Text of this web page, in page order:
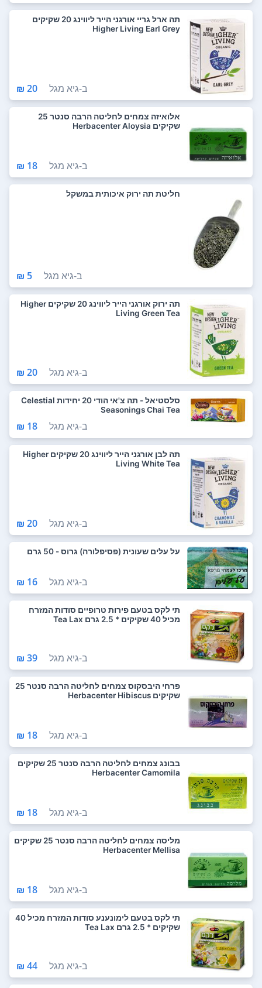
תה ארל גריי אורגני הייר ליווינג 20 שקיקים
Higher Living Earl Grey
ב-גיא מגל 20 ₪
אלואיזה צמחים לחליטה הרבה סנטר 25
שקיקים Herbacenter Aloysia
ב-גיא מגל 18 ₪
חליטת תה ירוק איכותית במשקל
ב-גיא מגל 5 ₪
תה ירוק אורגני הייר ליווינג 20 שקיקים Higher
Living Green Tea
ב-גיא מגל 20 ₪
סלסטיאל - תה צ'אי הודי 20 יחידות Celestial
Seasonings Chai Tea
ב-גיא מגל 18 ₪
תה לבן אורגני הייר ליווינג 20 שקיקים Higher
Living White Tea
ב-גיא מגל 20 ₪
על עלים שעונית (פסיפלורה) גרוס - 50 גרם
ב-גיא מגל 16 ₪
תי לקס בטעם פירות טרופיים סודות המזרח
מכיל 40 שקיקים * 2.5 גרם Tea Lax
ב-גיא מגל 39 ₪
פרחי היבסקוס צמחים לחליטה הרבה סנטר 25
שקיקים Herbacenter Hibiscus
ב-גיא מגל 18 ₪
בבונג צמחים לחליטה הרבה סנטר 25 שקיקים
Herbacenter Camomila
ב-גיא מגל 18 ₪
מליסה צמחים לחליטה הרבה סנטר 25 שקיקים
Herbacenter Mellisa
ב-גיא מגל 18 ₪
תי לקס בטעם לימונענע סודות המזרח מכיל 40
שקיקים * 2.5 גרם Tea Lax
ב-גיא מגל 44 ₪